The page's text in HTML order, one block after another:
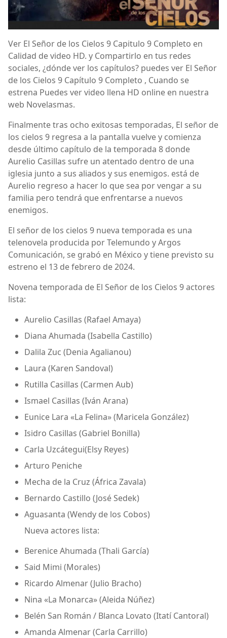
Ver El Señor de los Cielos 9 Capitulo 9 Completo en
Calidad de video HD. y Compartirlo en tus redes
sociales, ¿dónde ver los capítulos? puedes ver El Señor
de los Cielos 9 Capítulo 9 Completo , Cuando se
estrena Puedes ver video llena HD online en nuestra
web Novelasmas.
Finalmente tras ocho exitosas temporadas, El señor de
los cielos 9 regresa a la pantalla vuelve y comienza
desde último capítulo de la temporada 8 donde
Aurelio Casillas sufre un atentado dentro de una
iglesia junto a sus aliados y sus enemigos. está de
Aurelio regreso a hacer lo que sea por vengar a su
familia pero tendrá que enfrentarse a nuevos
enemigos.
El señor de los cielos 9 nueva temporada es una
telenovela producida por Telemundo y Argos
Comunicación, se grabó en México y tiene previsto su
estreno el 13 de febrero de 2024.
Novena temporada de El Señor de los Cielos 9 actores
lista:
Aurelio Casillas (Rafael Amaya)
Diana Ahumada (Isabella Castillo)
Dalila Zuc (Denia Agalianou)
Laura (Karen Sandoval)
Rutilla Casillas (Carmen Aub)
Ismael Casillas (Iván Arana)
Eunice Lara «La Felina» (Maricela González)
Isidro Casillas (Gabriel Bonilla)
Carla Uzcátegui(Elsy Reyes)
Arturo Peniche
Mecha de la Cruz (África Zavala)
Bernardo Castillo (José Sedek)
Aguasanta (Wendy de los Cobos)
Nueva actores lista:
Berenice Ahumada (Thali García)
Said Mimi (Morales)
Ricardo Almenar (Julio Bracho)
Nina «La Monarca» (Aleida Núñez)
Belén San Román / Blanca Lovato (Itatí Cantoral)
Amanda Almenar (Carla Carrillo)